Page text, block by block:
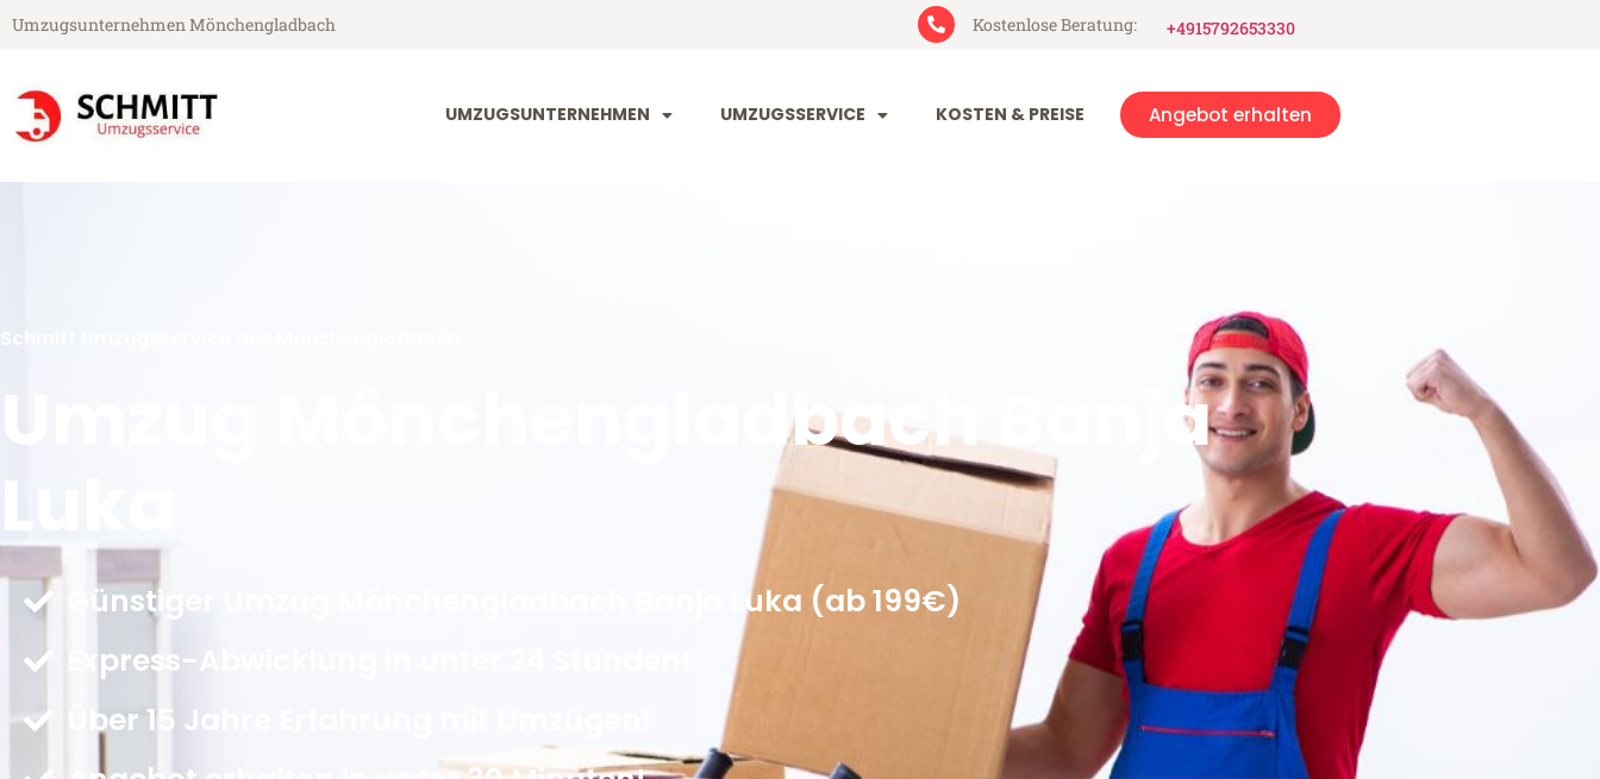
Umzugsunternehmen Mönchengladbach Kostenlose Beratung: +4915792653330
UMZUGSUNTERNEHMEN UMZUGSSERVICE KOSTEN & PREISE Angebot erhalten
Umzug Mönchengladbach Banja
Luka
Günstiger Umzug Mönchengladbach Banja Luka (ab 199€)
Express-Abwicklung in unter 24 Stunden!
Über 15 Jahre Erfahrung mit Umzügen!